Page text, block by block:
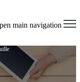
main navigation